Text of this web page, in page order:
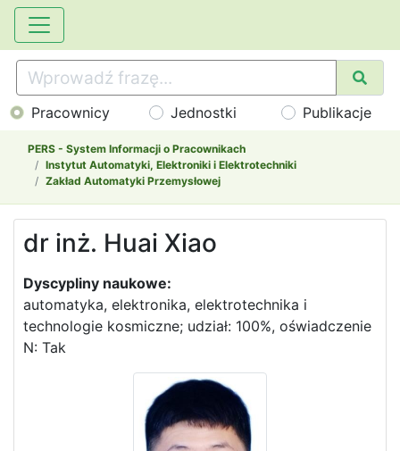
Pracownicy Jednostki Publikacje
PERS - System Informacji o Pracownikach
Instytut Automatyki, Elektroniki i Elektrotechniki
Zakład Automatyki Przemysłowej
dr inż. Huai Xiao
Dyscypliny naukowe:
automatyka, elektronika, elektrotechnika i
technologie kosmiczne; udział: 100%, oświadczenie
N: Tak